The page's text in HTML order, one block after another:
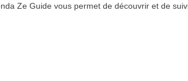
Ze Guide vous permet de découvrir et de